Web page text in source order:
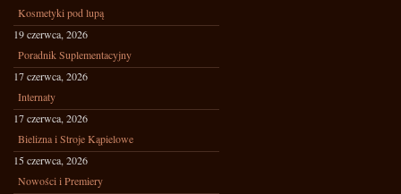
Kosmetyki pod lupą
19 czerwca, 2026
Poradnik Suplementacyjny
17 czerwca, 2026
Internaty
17 czerwca, 2026
Bielizna i Stroje Kąpielowe
15 czerwca, 2026
Nowości i Premiery